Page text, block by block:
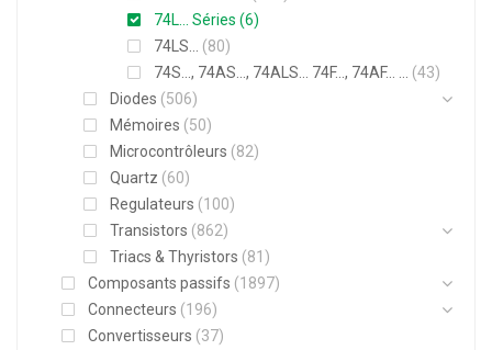
74L... Séries (6)
74LS... (80)
74S..., 74AS..., 74ALS... 74F..., 74AF... Séries
(43)
Diodes (506)
Mémoires (50)
Microcontrôleurs (82)
Quartz (60)
Regulateurs (100)
Transistors (862)
Triacs & Thyristors (81)
Composants passifs (1897)
Connecteurs (196)
Convertisseurs (37)